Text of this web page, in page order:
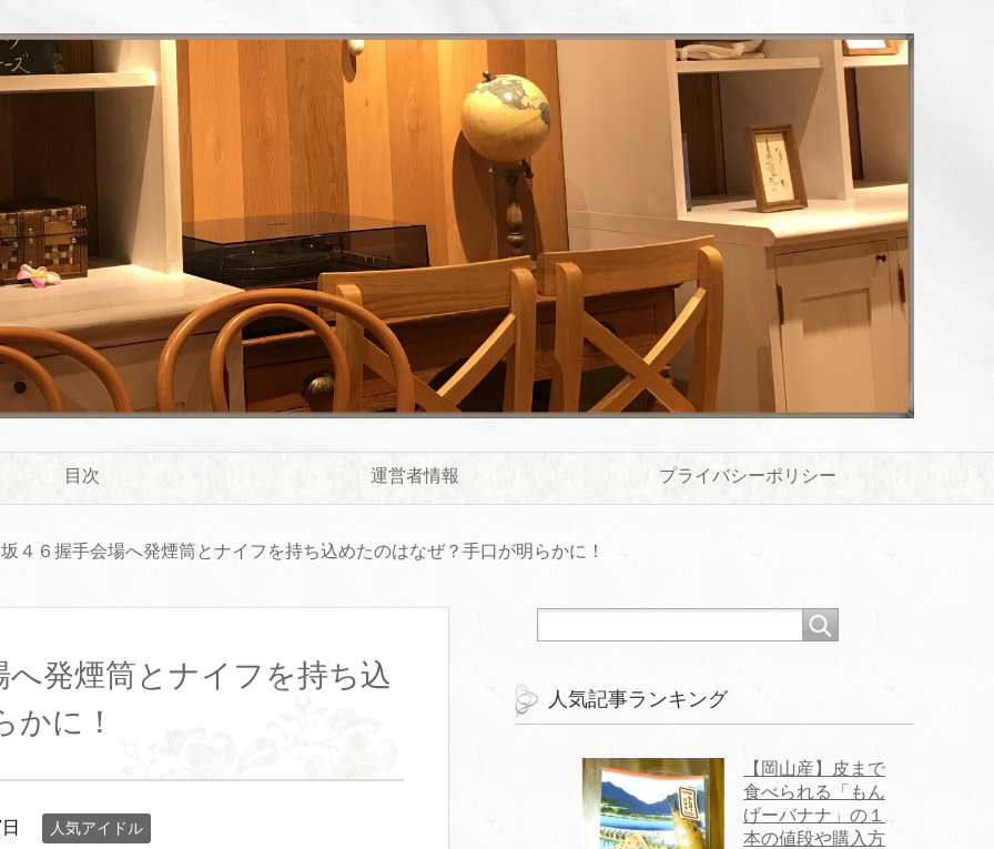
目次 運営者情報 プライバシーポリシー
４６握手会場へ発煙筒とナイフを持ち込めたのはなぜ？手口が明らかに！
発煙筒とナイフを持ち込
かに！
人気アイドル
人気記事ランキング
【岡山産】皮まで
食べられる「もん
げーバナナ」の１
本の値段や購入方